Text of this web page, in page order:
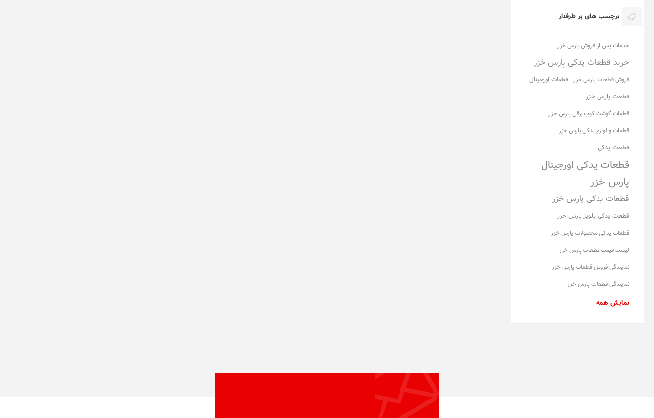
برچسب های پر طرفدار
خدمات پس از فروش پارس خزر
خرید قطعات یدکی پارس خزر
فروش قطعات پارس خزر
قطعات اورجینال
قطعات پارس خزر
قطعات گوشت کوب برقی پارس خزر
قطعات و لوازم یدکی پارس خزر
قطعات یدکی
قطعات یدکی اورجینال
پارس خزر
قطعات یدکی پارس خزر
قطعات یدکی پلوپز پارس خزر
قطعات یدکی محصولات پارس خزر
لیست قیمت قطعات پارس خزر
نمایندگی فروش قطعات پارس خزر
نمایندگی قطعات پارس خزر
نمایش همه